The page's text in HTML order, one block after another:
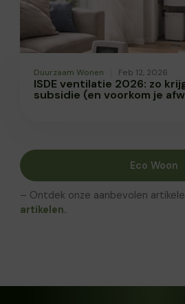
Duurzaam Wonen Feb 12, 2026
ISDE ventilatie 2026: zo
subsidie (en voorkom je
Eco Woon
– Ontdek onze aanbevolen
artikelen.